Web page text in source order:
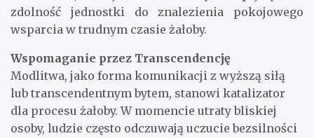
zdolność jednostki do znalezienia pokojowego
wsparcia w trudnym czasie żałoby.
Wspomaganie przez Transcendencję
Modlitwa, jako forma komunikacji z wyższą siłą
lub transcendentnym bytem, stanowi katalizator
dla procesu żałoby. W momencie utraty bliskiej
osoby, ludzie często odczuwają uczucie bezsilności